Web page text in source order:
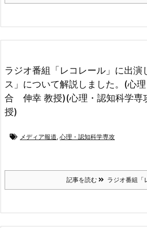
ラジオ番組「レコレール」に出演
ス」について解説しました。(心
合 伸幸 教授)(心理・認知科学
授)
メディア報道, 心理・認知科学専攻
記事を読む ラジオ番組「